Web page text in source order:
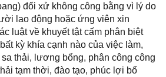
đối xử không công bằng vì lý do
lao động hoặc ứng viên xin
luật về khuyết tật cấm phân biệt
kỳ khía cạnh nào của việc làm,
thải, lương bổng, phân công công
tạm thời, đào tạo, phúc lợi bổ